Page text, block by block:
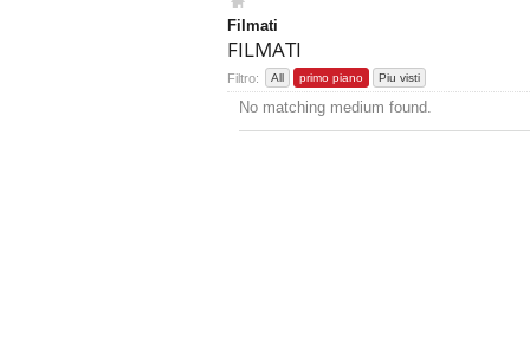
Filmati
FILMATI
Filtro: All primo piano Piu visti
No matching medium found.